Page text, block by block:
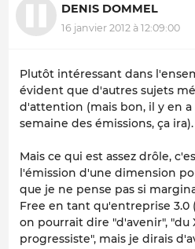
DENIS DOMMEL
16 janvier 2012 à 12:09:00
Plutôt intéressant dans
évident que d'autres sujets
d'attention (mais bon, il y en
semaine des émissions, ça ira).
Mais ce qui est assez drôle,
l'émission d'une dimension
que je ne pense pas si
Free en tant qu'entreprise 3.0
on pourrait dire "d'avenir", "du
progressiste", mais je dirais